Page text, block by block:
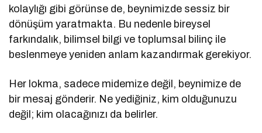
kolaylığı gibi görünse de, beynimizde sessiz bir
dönüşüm yaratmakta. Bu nedenle bireysel
farkındalık, bilimsel bilgi ve toplumsal bilinç ile
beslenmeye yeniden anlam kazandırmak gerekiyor.
Her lokma, sadece midemize değil, beynimize de
bir mesaj gönderir. Ne yediğiniz, kim olduğunuzu
değil; kim olacağınızı da belirler.